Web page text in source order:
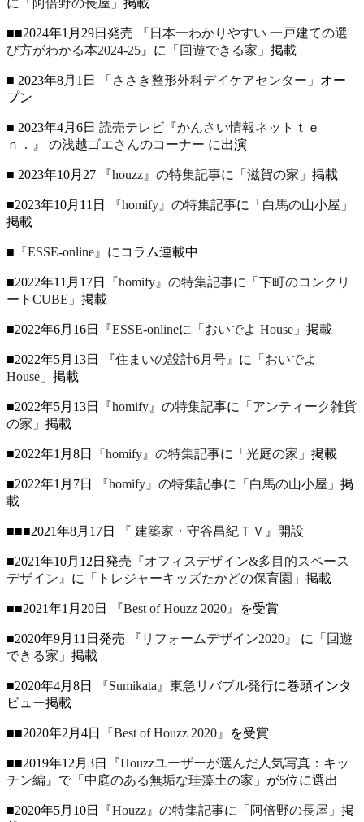
■■2024年1月29日発売
『日本一わかりやすい 一戸建ての選
び方がわかる本2024-25』 に 「回遊できる家」 掲載
■ 2023年8月1日 「ささき整形外科デイケアセンター」 オー
プン
■ 2023年4月6日 読売テレビ『かんさい情報ネットｔｅ
ｎ．』 の浅越ゴエさんのコーナー に出演
■ 2023年10月27 『houzz』の特集記事に 「滋賀の家」 掲載
■2023年10月11日 『homify』の特集記事に
「白馬の山小屋」
掲載
■ 『ESSE-online』 にコラム連載中
■2022年11月17日 『homify』の特集記事に
「下町のコンクリ
ートCUBE」 掲載
■2022年6月16日 『ESSE-onlineに 「おいでよ House」 掲載
■2022年5月13日 『住まいの設計6月号』 に
「おいでよ
House」 掲載
■2022年5月13日 『homify』の特集記事に
「アンティーク雑貨
の家」 掲載
■2022年1月8日 『homify』の特集記事に 「光庭の家」 掲載
■2022年1月7日 『homify』の特集記事に 「白馬の山小屋」 掲
載
■■■2021年8月17日 『 建築家・守谷昌紀ＴＶ』 開設
■2021年10月12日発売 『オフィスデザイン&多目的スペース
デザイン』 に 「トレジャーキッズたかどの保育園」 掲載
■■2021年1月20日 『Best of Houzz 2020』 を受賞
■2020年9月11日発売 『リフォームデザイン2020』 に
「回遊
できる家」 掲載
■2020年4月8日 『Sumikata』東急リバブル発行に巻頭インタ
ビュー掲載
■■2020年2月4日 『Best of Houzz 2020』 を受賞
■■2019年12月3日
『Houzzユーザーが選んだ人気写真：キッ
チン編』 で「中庭のある無垢な珪藻土の家」 が5位に選出
■2020年5月10日 『Houzz』の特集記事に 「阿倍野の長屋」 掲